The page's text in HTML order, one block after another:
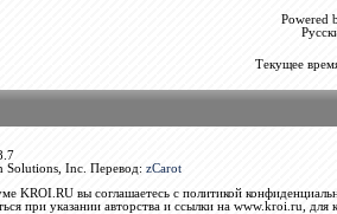
Powered
Текущее
Inc. Перевод: zCarot
KROI.RU вы соглашаетесь с политикой
при указании авторства и ссылки на www.kroi.ru, для